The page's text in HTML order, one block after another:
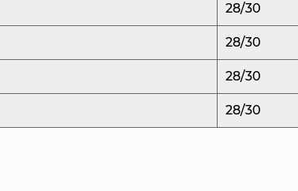
надежности формы.
Мы понимаем, что
Поэтому мы
адаптированные к
адаптация пресс-
28/30
28/30
28/30
28/30